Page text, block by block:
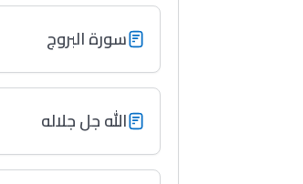
سورة البروج
الله جل جلاله